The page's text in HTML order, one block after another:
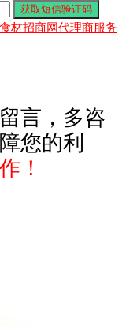
材招商网代理商服务
言，多咨
您的利
！